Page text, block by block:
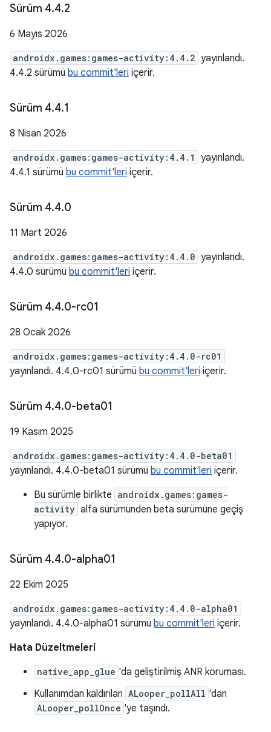
Sürüm 4.4.2
6 Mayıs 2026
androidx.games:games-activity:4.4.2 yayınlandı.
4.4.2 sürümü bu commit'leri içerir.
Sürüm 4.4.1
8 Nisan 2026
androidx.games:games-activity:4.4.1
yayınlandı.
4.4.1 sürümü bu commit'leri içerir.
Sürüm 4.4.0
11 Mart 2026
androidx.games:games-activity:4.4.0 yayınlandı.
4.4.0 sürümü bu commit'leri içerir.
Sürüm 4.4.0-rc01
28 Ocak 2026
androidx.games:games-activity:4.4.0-rc01
yayınlandı. 4.4.0-rc01 sürümü bu commit'leri içerir.
Sürüm 4.4.0-beta01
19 Kasım 2025
androidx.games:games-activity:4.4.0-beta01
yayınlandı. 4.4.0-beta01 sürümü bu commit'leri içerir.
Bu sürümle birlikte androidx.games:games-
activity alfa sürümünden beta sürümüne geçiş
yapıyor.
Sürüm 4.4.0-alpha01
22 Ekim 2025
androidx.games:games-activity:4.4.0-alpha01
yayınlandı. 4.4.0-alpha01 sürümü bu commit'leri içerir.
Hata Düzeltmeleri
native_app_glue 'da geliştirilmiş ANR koruması.
Kullanımdan kaldırılan ALooper_pollAll 'dan
ALooper_pollOnce 'ye taşındı.